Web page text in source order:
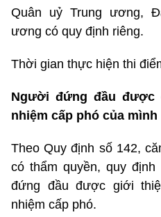
Quân uỷ Trung ương,
ương có quy định riêng.
Thời gian thực hiện thi
Người đứng đầu
nhiệm cấp phó của mình
Theo Quy định số 142,
có thẩm quyền, quy
đứng đầu được giới
nhiệm cấp phó.